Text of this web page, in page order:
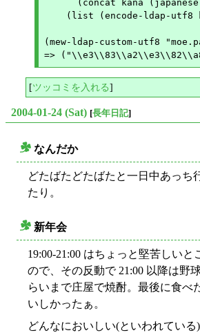
(concat kana
(list (encode-ldap-utf8
(mew-ldap-custom-utf8
[ツッコミを入れる]
2004-01-24 (Sat) [長年日記]
なんだか
どたばたどたばたと一日中あっち
たり。
新年会
19:00-21:00 はちょっと堅苦しいと
ので、その反動で 21:00 以降は野
らいまで庄屋で焼酎。最後に食べ
いしかったぁ。
どんなにおいしい(といわれてい